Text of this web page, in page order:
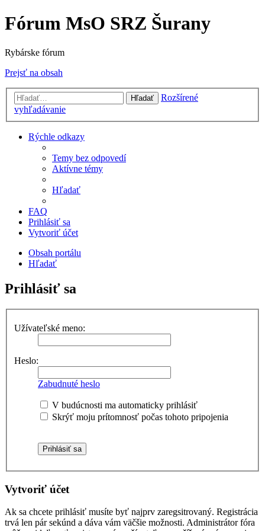
Fórum MsO SRZ Šurany
Rybárske fórum
Prejsť na obsah
Hľadať
Rozšírené
vyhľadávanie
Rýchle odkazy
Temy bez odpovedí
Aktívne témy
Hľadať
FAQ
Prihlásiť sa
Vytvoriť účet
Obsah portálu
Hľadať
Prihlásiť sa
Užívateľské meno:
Heslo:
Zabudnuté heslo
V budúcnosti ma automaticky prihlásiť
Skrýť moju prítomnosť počas tohoto pripojenia
Vytvoriť účet
Ak sa chcete prihlásiť musíte byť najprv zaregsitrovaný. Registrácia
trvá len pár sekúnd a dáva vám väčšie možnosti. Administrátor fóra